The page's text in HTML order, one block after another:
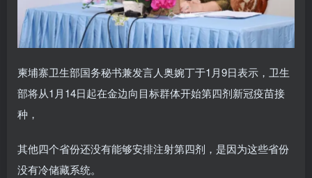
柬埔寨卫生部国务秘书兼发言人奥婉丁于1月9日表示，卫生
部将从1月14日起在金边向目标群体开始第四剂新冠疫苗接
种，
其他四个省份还没有能够安排注射第四剂，是因为这些省份
没有冷储藏系统。